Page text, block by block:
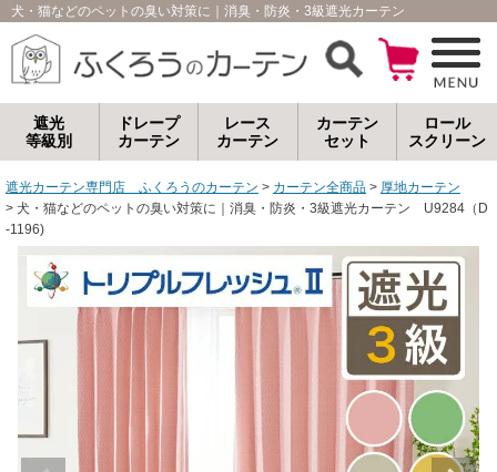
犬・猫などのペットの臭い対策に｜消臭・防炎・3級遮光カーテン U9284（D-
遮光
等級別
ドレープ
カーテン
レース
カーテン
カーテン
セット
ロール
スクリーン
遮光カーテン専門店 ふくろうのカーテン カーテン全商品
厚地カーテン
犬・猫などのペットの臭い対策に｜消臭・防炎・3級遮光カーテン U9284（D
-1196)